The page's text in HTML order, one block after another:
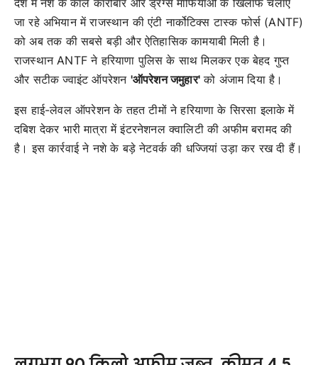
देश में नशे के काले कारोबार और ड्रग्स माफियाओं के खिलाफ चलाए
जा रहे अभियान में राजस्थान की एंटी नार्कोटिक्स टास्क फोर्स (ANTF)
को अब तक की सबसे बड़ी और ऐतिहासिक कामयाबी मिली है।
राजस्थान ANTF ने हरियाणा पुलिस के साथ मिलकर एक बेहद गुप्त
और सटीक ज्वाइंट ऑपरेशन 'ऑपरेशन जमुहार' को अंजाम दिया है।
इस हाई-लेवल ऑपरेशन के तहत टीमों ने हरियाणा के सिरसा इलाके में
दबिश देकर भारी मात्रा में इंटरनेशनल क्वालिटी की अफीम बरामद की
है। इस कार्रवाई ने नशे के बड़े नेटवर्क की धज्जियां उड़ा कर रख दी हैं।